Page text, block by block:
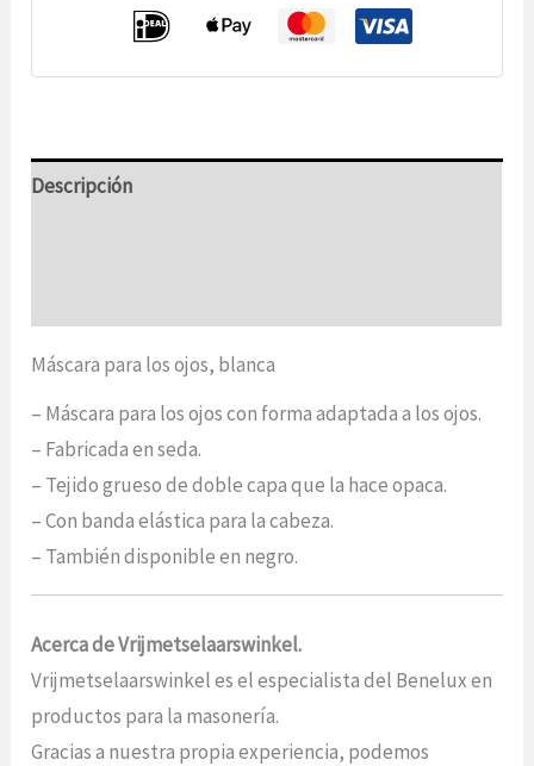
Descripción
Máscara para los ojos, blanca
– Máscara para los ojos con forma adaptada a los ojos.
– Fabricada en seda.
– Tejido grueso de doble capa que la hace opaca.
– Con banda elástica para la cabeza.
– También disponible en negro.
Acerca de Vrijmetselaarswinkel.
Vrijmetselaarswinkel es el especialista del Benelux en
productos para la masonería.
Gracias a nuestra propia experiencia, podemos